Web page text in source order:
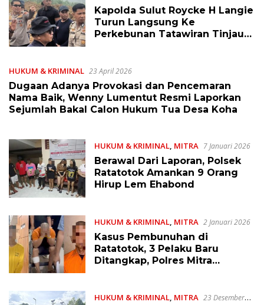
Kapolda Sulut Roycke H Langie
Turun Langsung Ke
Perkebunan Tatawiran Tinjau
HUKUM & KRIMINAL 23 April 2026
Dugaan Adanya Provokasi dan Pencemaran
Nama Baik, Wenny Lumentut Resmi Laporkan
Sejumlah Bakal Calon Hukum Tua Desa Koha
HUKUM & KRIMINAL, MITRA 7 Januari 2026
Berawal Dari Laporan, Polsek
Ratatotok Amankan 9 Orang
Hirup Lem Ehabond
HUKUM & KRIMINAL, MITRA 2 Januari 2026
Kasus Pembunuhan di
Ratatotok, 3 Pelaku Baru
Ditangkap, Polres Mitra
HUKUM & KRIMINAL, MITRA 23 Desember